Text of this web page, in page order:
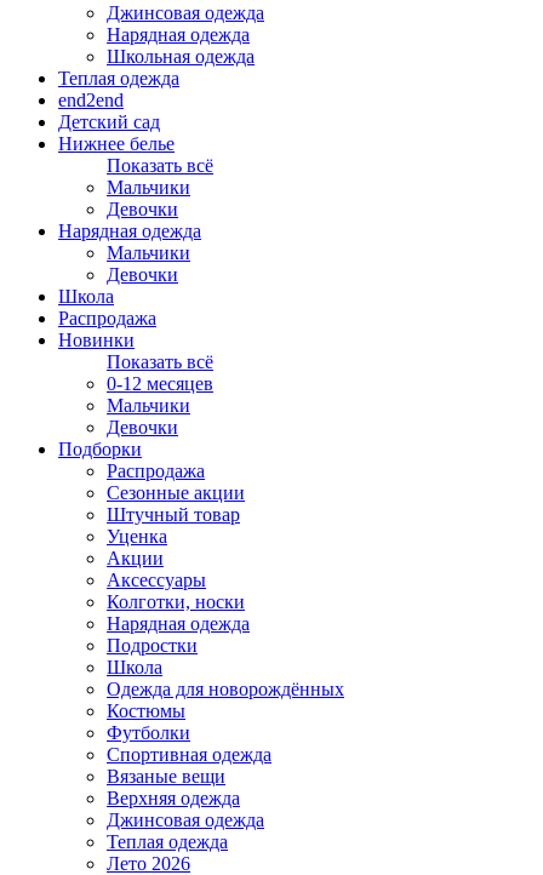
Джинсовая одежда
Нарядная одежда
Школьная одежда
Теплая одежда
end2end
Детский сад
Нижнее белье
Показать всё
Мальчики
Девочки
Нарядная одежда
Мальчики
Девочки
Школа
Распродажа
Новинки
Показать всё
0-12 месяцев
Мальчики
Девочки
Подборки
Распродажа
Сезонные акции
Штучный товар
Уценка
Акции
Аксессуары
Колготки, носки
Нарядная одежда
Подростки
Школа
Одежда для новорождённых
Костюмы
Футболки
Спортивная одежда
Вязаные вещи
Верхняя одежда
Джинсовая одежда
Теплая одежда
Лето 2026